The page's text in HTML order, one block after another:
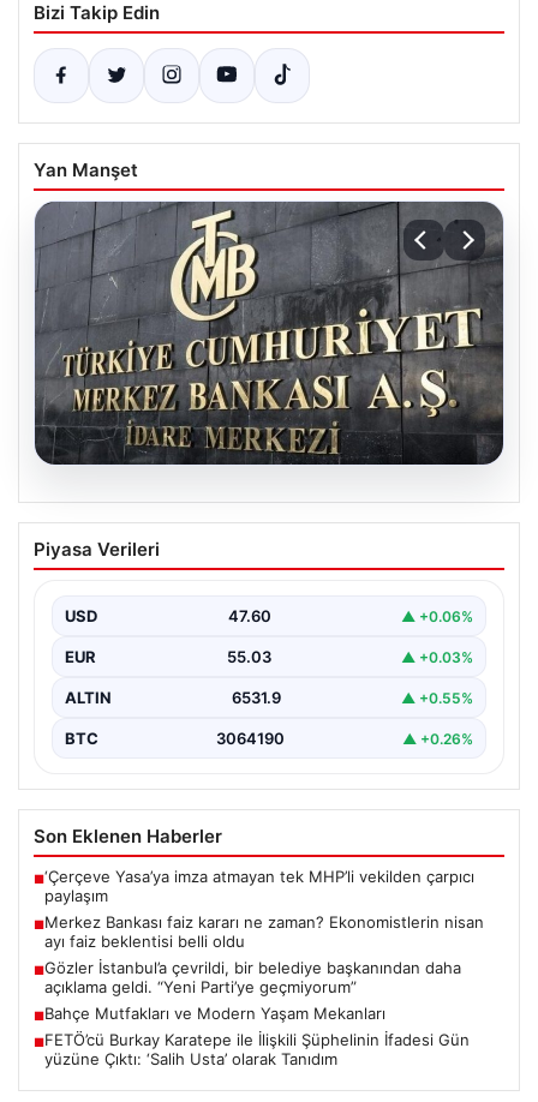
Bizi Takip Edin
Yan Manşet
05.08.2026
Merkez Bankası faiz kararı ne zaman?
Ekonomistlerin nisan ayı faiz beklentisi
Piyasa Verileri
USD 47.60 ▲ +0.06%
EUR 55.03 ▲ +0.03%
ALTIN 6531.9 ▲ +0.55%
BTC 3064190 ▲ +0.26%
Son Eklenen Haberler
■‘Çerçeve Yasa’ya imza atmayan tek MHP’li vekilden çarpıcı
paylaşım
■Merkez Bankası faiz kararı ne zaman? Ekonomistlerin nisan
ayı faiz beklentisi belli oldu
■Gözler İstanbul’a çevrildi, bir belediye başkanından daha
açıklama geldi. “Yeni Parti’ye geçmiyorum”
■Bahçe Mutfakları ve Modern Yaşam Mekanları
■FETÖ’cü Burkay Karatepe ile İlişkili Şüphelinin İfadesi Gün
yüzüne Çıktı: ‘Salih Usta’ olarak Tanıdım